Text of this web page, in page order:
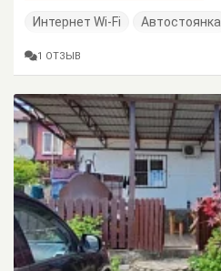
Интернет Wi-Fi Автостоянка
1 ОТЗЫВ